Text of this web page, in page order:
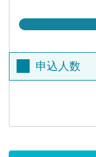
申込人数